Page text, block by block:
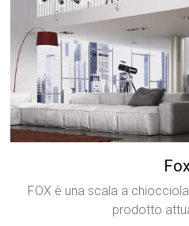
FOX è una scala a
prodotto